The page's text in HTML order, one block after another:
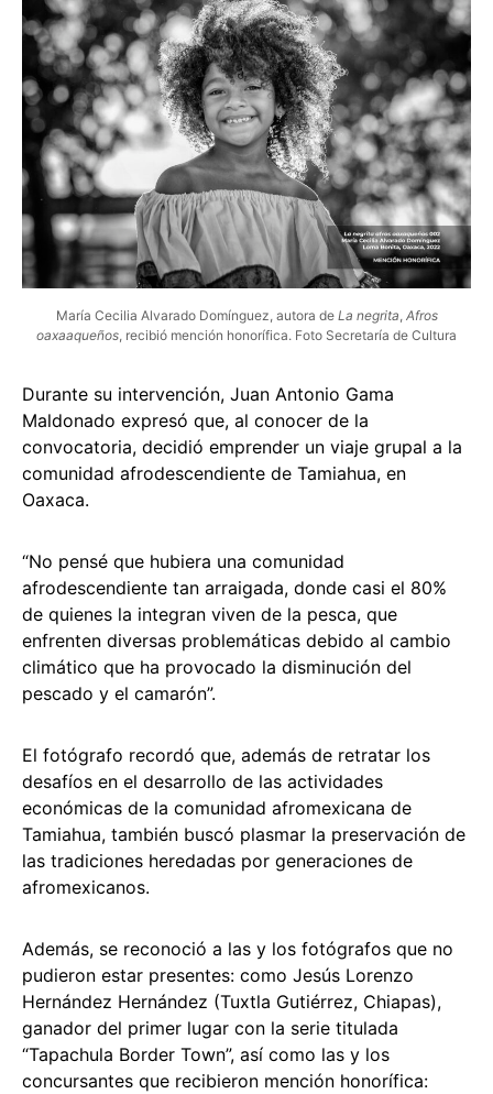
María Cecilia Alvarado Domínguez, autora de La negrita, Afros
oaxaaqueños, recibió mención honorífica. Foto Secretaría de Cultura
Durante su intervención, Juan Antonio Gama
Maldonado expresó que, al conocer de la
convocatoria, decidió emprender un viaje grupal a la
comunidad afrodescendiente de Tamiahua, en
Oaxaca.
“No pensé que hubiera una comunidad
afrodescendiente tan arraigada, donde casi el 80%
de quienes la integran viven de la pesca, que
enfrenten diversas problemáticas debido al cambio
climático que ha provocado la disminución del
pescado y el camarón”.
El fotógrafo recordó que, además de retratar los
desafíos en el desarrollo de las actividades
económicas de la comunidad afromexicana de
Tamiahua, también buscó plasmar la preservación de
las tradiciones heredadas por generaciones de
afromexicanos.
Además, se reconoció a las y los fotógrafos que no
pudieron estar presentes: como Jesús Lorenzo
Hernández Hernández (Tuxtla Gutiérrez, Chiapas),
ganador del primer lugar con la serie titulada
“Tapachula Border Town”, así como las y los
concursantes que recibieron mención honorífica: